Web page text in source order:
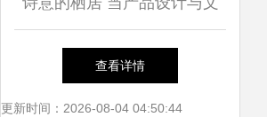
艺创作共舞
查看详情
更新时间：2026-08-04 04:50:44